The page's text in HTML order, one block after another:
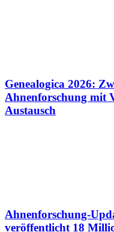
Genealogica 2026:
Ahnenforschung mit
Austausch
Ahnenforschung-
veröffentlicht 18